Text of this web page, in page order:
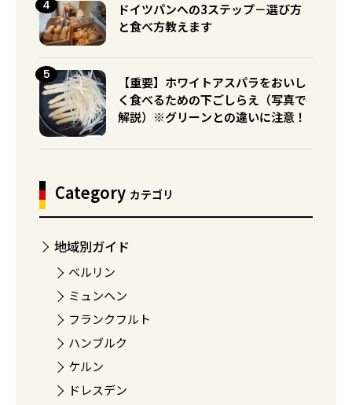
ドイツパンへの3ステップ－選び方
と食べ方教えます
【重要】ホワイトアスパラをおいし
く食べるための下ごしらえ（写真で
解説）※グリーンとの違いに注意！
Category カテゴリ
地域別ガイド
ベルリン
ミュンヘン
フランクフルト
ハンブルク
ケルン
ドレスデン